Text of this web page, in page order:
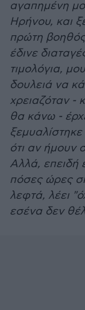
αγαπημένη
Ηρήνου, και
πρώτη βοηθός
έδινε
τιμολόγια,
δουλειά να
χρειαζόταν -
θα κάνω -
ότι αν ήμουν
Αλλά, επειδή
πόσες ώρες
λεφτά, λέει
εσένα δεν